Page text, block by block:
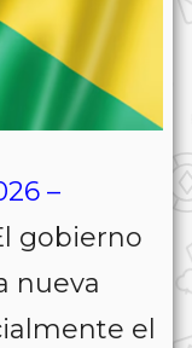
–
gobierno
nueva
el